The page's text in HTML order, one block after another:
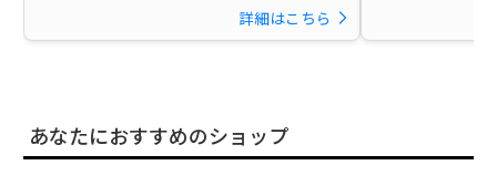
詳細はこちら
あなたにおすすめのショップ